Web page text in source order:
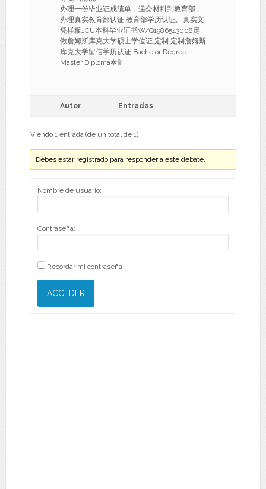
办理一份毕业证成绩单，递交材料到教育部，
办理真实教育部认证 教育部学历认证。真实文
凭样板JCU本科毕业证书W/Q1986543008定
做詹姆斯库克大学硕士学位证,定制 定制詹姆斯
库克大学留信学历认证 Bachelor Degree
Master Diploma✲۩
Autor Entradas
Viendo 1 entrada (de un total de 1)
Debes estar registrado para responder a este debate.
Nombre de usuario:
Contraseña:
Recordar mi contraseña
ACCEDER